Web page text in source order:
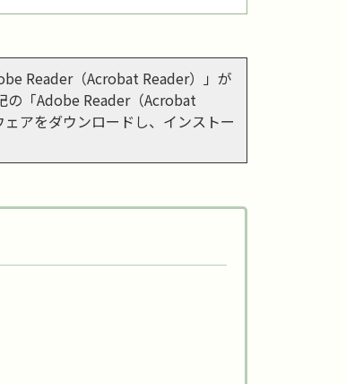
Reader（Acrobat Reader）」が
の「Adobe Reader（Acrobat
アをダウンロードし、インストー